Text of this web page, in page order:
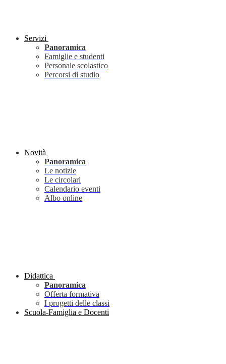
Servizi
Panoramica
Famiglie e studenti
Personale scolastico
Percorsi di studio
Novità
Panoramica
Le notizie
Le circolari
Calendario eventi
Albo online
Didattica
Panoramica
Offerta formativa
I progetti delle classi
Scuola-Famiglia e Docenti